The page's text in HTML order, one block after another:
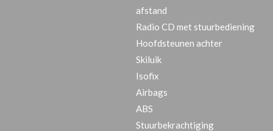
afstand
Radio CD met stuurbediening
Hoofdsteunen achter
Skiluik
Isofix
Airbags
ABS
Stuurbekrachtiging